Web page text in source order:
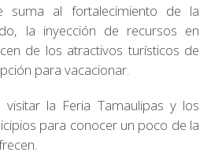
suma al fortalecimiento de la
la inyección de recursos en
de los atractivos turísticos de
para vacacionar.
la Feria Tamaulipas y los
para conocer un poco de la